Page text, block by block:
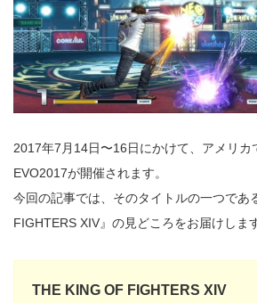
2017年7月14日〜16日にかけて、アメリカ
EVO2017が開催されます。
今回の記事では、そのタイトルの一つであ
FIGHTERS XIV』の見どころをお届けします
THE KING OF FIGHTERS XIV